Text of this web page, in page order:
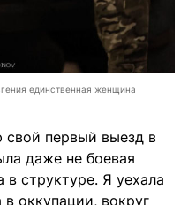
единственная женщина
первый выезд в
даже не боевая
в структуре. Я уехала
оккупации, вокруг